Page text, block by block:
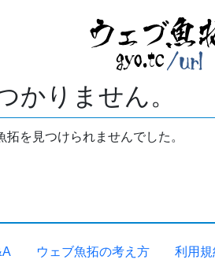
かりません。
を見つけられませんでした。
ウェブ魚拓の考え方 利用規